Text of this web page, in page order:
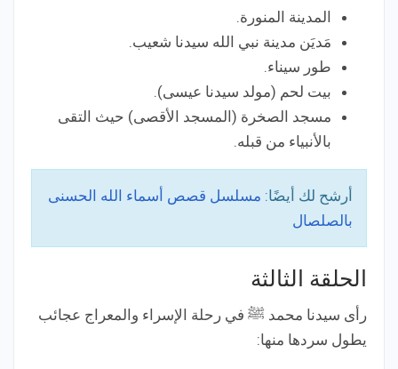
المدينة المنورة.
مَديَن مدينة نبي الله سيدنا شعيب.
طور سيناء.
بيت لحم (مولد سيدنا عيسى).
مسجد الصخرة (المسجد الأقصى) حيث التقى
بالأنبياء من قبله.
أرشح لك أيضًا: مسلسل قصص أسماء الله الحسنى
بالصلصال
الحلقة الثالثة
رأى سيدنا محمد ﷺ في رحلة الإسراء والمعراج عجائب
يطول سردها منها: